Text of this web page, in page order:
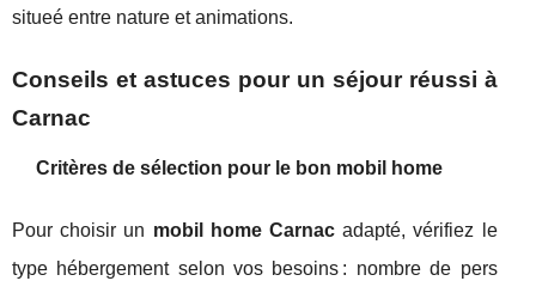
situeé entre nature et animations.
Conseils et astuces pour un séjour réussi à
Carnac
Critères de sélection pour le bon mobil home
Pour choisir un mobil home Carnac adapté, vérifiez le
type hébergement selon vos besoins : nombre de pers